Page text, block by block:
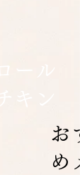
お
め